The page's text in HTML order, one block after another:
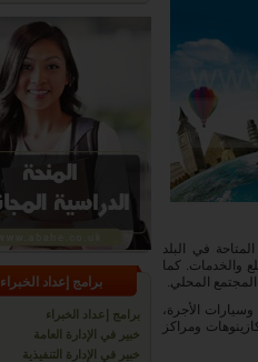
برامج إعداد الخبراء
برامج إعداد الخبراء
خبير في الإدارة العامة
خبير في الإدارة التنفيذية
في البلد
العالم من السلع والخدمات. كما
المحلي.
الأجرة،
ومراكز